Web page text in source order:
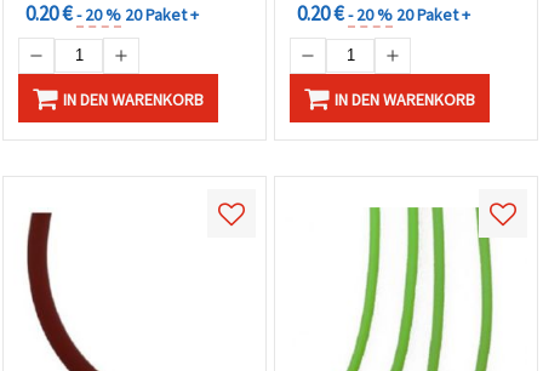
0.20 €- 20 % 20 Paket +
IN DEN WARENKORB
0.20 €- 20 % 20 Paket +
IN DEN WARENKORB